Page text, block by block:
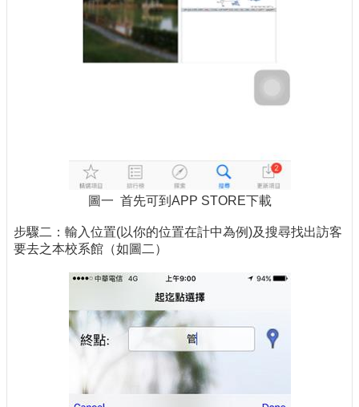
圖一 首先可到APP STORE下載
步驟二：輸入位置(以你的位置在計中為例)及搜尋找出訪客
要去之本校系館（如圖二）